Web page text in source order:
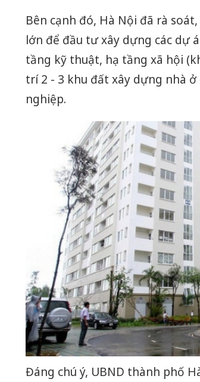
Bên cạnh đó, Hà Nội đã rà
lớn để đầu tư xây dựng các dự
tầng kỹ thuật, hạ tầng xã hội
trí 2 - 3 khu đất xây dựng nhà
nghiệp.
Đáng chú ý, UBND thành phố